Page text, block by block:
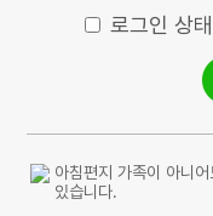
로그인 상
아침편지 가족이 아니
있습니다.